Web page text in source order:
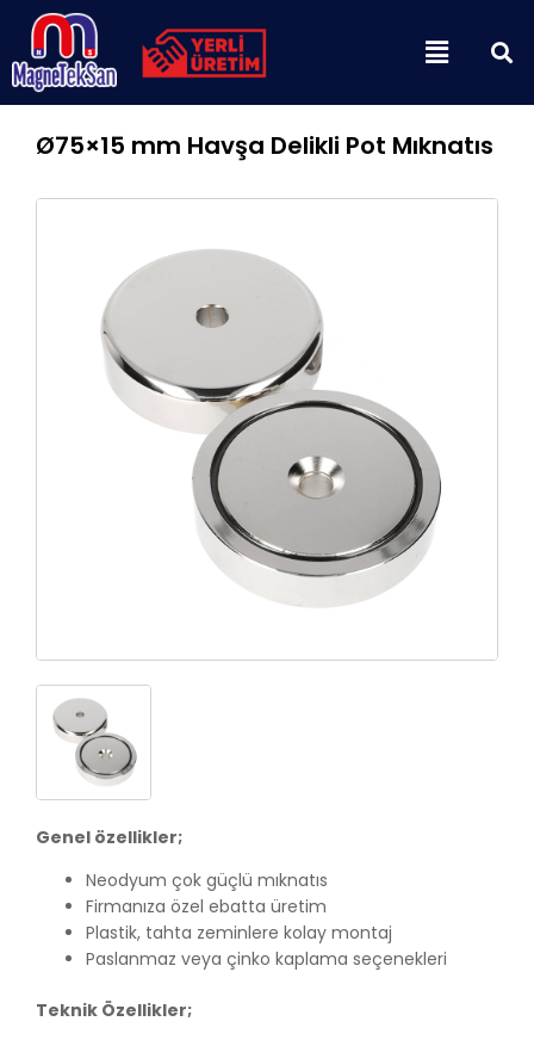
İçeriğe
Menu
Ø75×15 mm Havşa Delikli Pot Mıknatıs
Genel özellikler;
Neodyum çok güçlü mıknatıs
Firmanıza özel ebatta üretim
Plastik, tahta zeminlere kolay montaj
Paslanmaz veya çinko kaplama seçenekleri
Teknik Özellikler;